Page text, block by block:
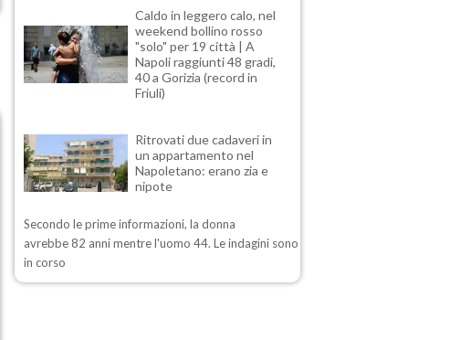
Caldo in leggero calo, nel
weekend bollino rosso
"solo" per 19 città | A
Napoli raggiunti 48 gradi,
40 a Gorizia (record in
Friuli)
Ritrovati due cadaveri in
un appartamento nel
Napoletano: erano zia e
nipote
Secondo le prime informazioni, la donna
avrebbe 82 anni mentre l'uomo 44. Le indagini sono
in corso